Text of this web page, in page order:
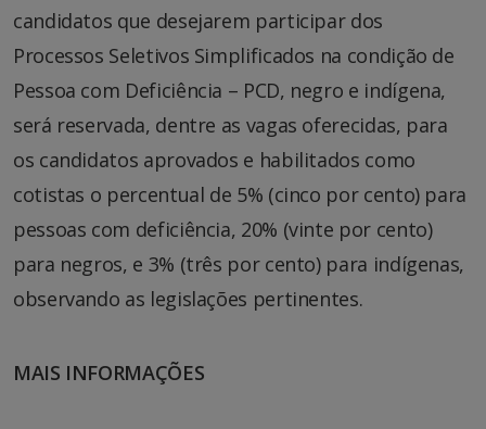
candidatos que desejarem participar dos
Processos Seletivos Simplificados na condição de
Pessoa com Deficiência – PCD, negro e indígena,
será reservada, dentre as vagas oferecidas, para
os candidatos aprovados e habilitados como
cotistas o percentual de 5% (cinco por cento) para
pessoas com deficiência, 20% (vinte por cento)
para negros, e 3% (três por cento) para indígenas,
observando as legislações pertinentes.
MAIS INFORMAÇÕES